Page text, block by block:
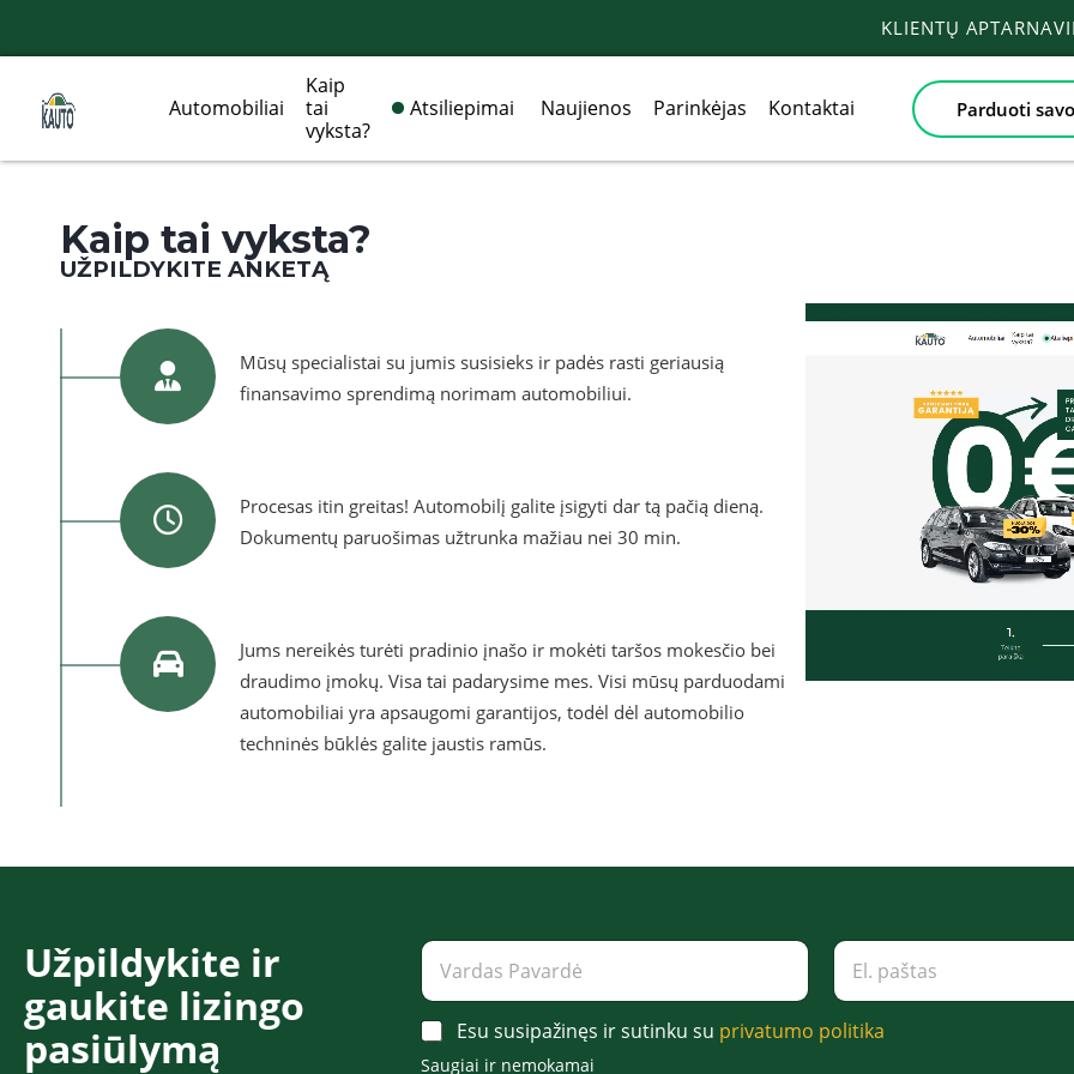
KLIENTŲ
Automobiliai
Kaip
tai
vyksta?
Atsiliepimai Naujienos Parinkėjas Kontaktai Parduoti
Kaip tai vyksta?
UŽPILDYKITE ANKETĄ
Mūsų specialistai su jumis susisieks ir padės rasti geriausią
finansavimo sprendimą norimam automobiliui.
Procesas itin greitas! Automobilį galite įsigyti dar tą pačią dieną.
Dokumentų paruošimas užtrunka mažiau nei 30 min.
Jums nereikės turėti pradinio įnašo ir mokėti taršos mokesčio bei
draudimo įmokų. Visa tai padarysime mes. Visi mūsų parduodami
automobiliai yra apsaugomi garantijos, todėl dėl automobilio
techninės būklės galite jaustis ramūs.
Užpildykite ir
gaukite lizingo
pasiūlymą​​​
V
r
d
a
s
E
.
p
a
A
Esu susipažinęs ir sutinku su privatumo politika
Saugiai ir nemokamai